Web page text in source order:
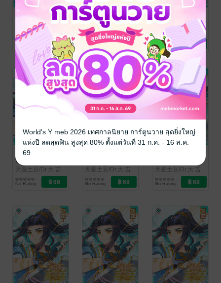
อภินิหาร
ทายาทมังกร
จอมราชัน เล่ม
88
天蚕土豆/Dr.大 吉
(ดร.ต้าจี๋)/เจียโหยว
(เทียนถานถู่โต้ว) ผู้
แปล
kawebook.com
การ์ตูนทั่วไป
No Rating
อภินิหาร
ทายาทมังกร
จอมราชัน เล่ม
87
天蚕土豆/Dr.大 吉
(ดร.ต้าจี๋)/เจียโหยว
(เทียนถานถู่โต้ว) ผู้
แปล
kawebook.com
การ์ตูนทั่วไป
No Rating
อภินิหาร
ทายาทมังกร
จอมราชัน เล่ม
86
天蚕土豆/Dr.大 吉
(ดร.ต้าจี๋)/เจียโหยว
(เทียนถานถู่โต้ว) ผู้
แปล/
kawebook.com
การ์ตูนทั่วไป
1 Rating
อภินิหาร
ทายาทมังกร
จอมราชัน เล่ม
天蚕土豆/Dr.大 吉
(ดร.ต้าจี๋)/เจียโหยว
(เทียนถานถู่โต้ว) ผู้
การ์ตูนทั่วไป
No Rating
จอมราชัน เล่ม
天蚕土豆/Dr.大 吉
(ดร.ต้าจี๋)/เจียโหยว
(เทียนถานถู่โต้ว) ผู้
การ์ตูนทั่วไป
No Rating
จอมราชัน เล่ม
天蚕土豆/Dr.大 吉
(ดร.ต้าจี๋)/เจียโหยว
(เทียนถานถู่โต้ว) ผู้
การ์ตูนทั่วไป
No Rating
World's Y meb 2026 เทศกาลนิยาย การ์ตูนวาย สุดยิ่งใหญ่
แห่งปี ลดสุดฟิน สูงสุด 80% ตั้งแต่วันที่ 31 ก.ค. - 16 ส.ค.
69